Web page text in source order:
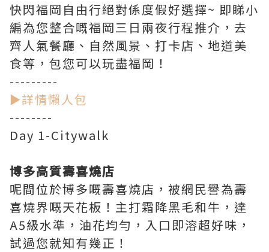
快閃福岡自由行絕對係度假好選擇~ 即睇小
編為您整合嘅福岡三日兩夜行程推介，去
齊人氣餐廳、自然風景、打卡店、地道美
食等，包您可以玩盡福岡！
---------
►詳情懶人包
--------
Day 1-Citywalk
博多高質壽喜燒店
呢間位於博多嘅壽喜燒店，被網民譽為壽
喜燒界嘅天花板！主打霜降黑毛和牛，達
A5級水準，油花均勻，入口即溶超好味，
試過您就知有幾正！